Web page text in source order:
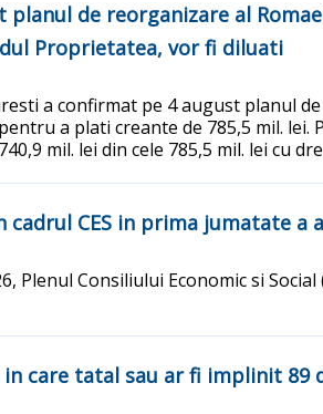
de reorganizare al
Proprietatea, vor fi diluati
a confirmat pe 4 august planul
a plati creante de 785,5 mil.
mil. lei din cele 785,5 mil. lei cu
CES in prima jumatate a
Plenul Consiliului Economic si
care tatal sau ar fi implinit 89